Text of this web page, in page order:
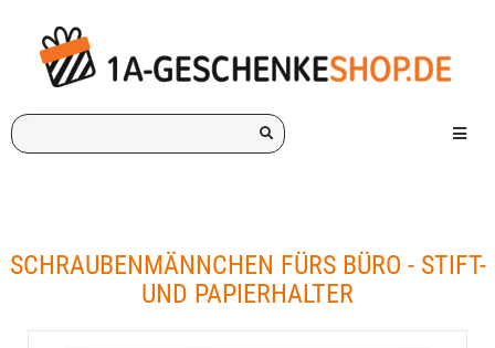
Ich
suche
Menü
SCHRAUBENMÄNNCHEN FÜRS BÜRO - STIFT-
UND PAPIERHALTER